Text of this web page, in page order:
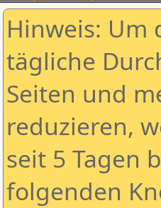
Hinweis: Um
tägliche
Seiten und
reduzieren,
seit 5 Tagen
folgenden